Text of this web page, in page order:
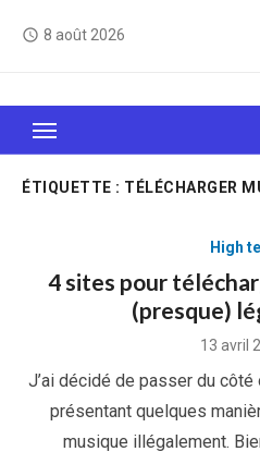
access_time 8 août 2026
Le Web, c'est comme
sait jamais sur
ÉTIQUETTE : TÉLÉCHARGER
High
4 sites pour
(presque)
Posted
13 avril
J’ai décidé de passer du
présentant quelques
musique illégalement.